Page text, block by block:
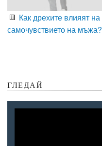
Как дрехите влияят на
самочувствието на мъжа?
ГЛЕДАЙ